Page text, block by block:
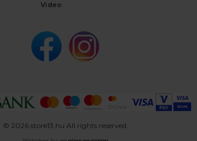
Video
© 2026 store13.hu All rights reserved.